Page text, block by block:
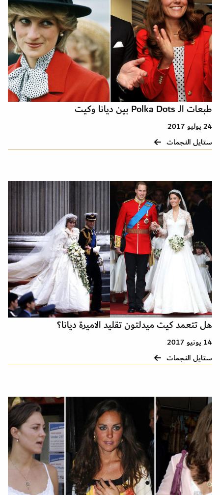
طبعات الـ Polka Dots بين ديانا وكيت
24 يوليو 2017
ستايل النجمات
هل تتعمد كيت ميدلتون تقليد الاميرة ديانا؟
14 يونيو 2017
ستايل النجمات